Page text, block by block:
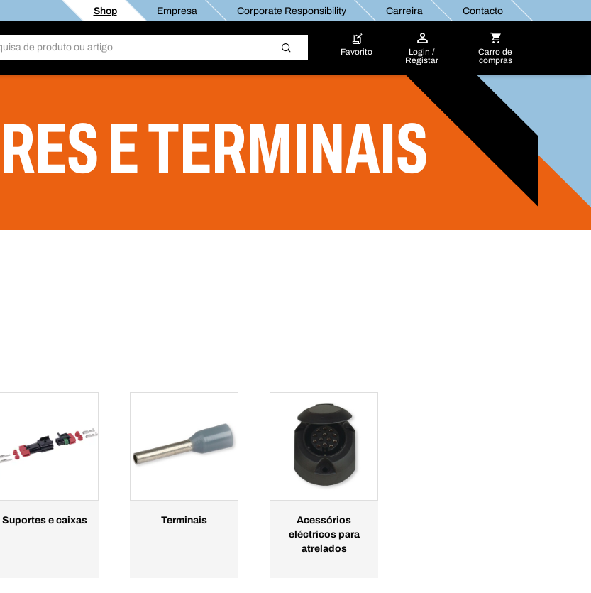
Shop Empresa Corporate Responsibility Carreira Contacto
Favorito
Login /
Registar
Carro de
compras
E TERMINAIS
Suportes e caixas Terminais
Acessórios
eléctricos para
atrelados